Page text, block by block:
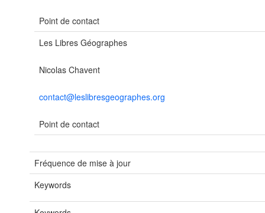
Point de contact
Les Libres Géographes
Nicolas Chavent
contact@leslibresgeographes.org
Point de contact
Fréquence de mise à jour
Keywords